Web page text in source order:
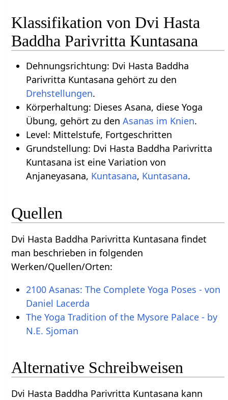
Klassifikation von Dvi Hasta
Baddha Parivritta Kuntasana
Dehnungsrichtung: Dvi Hasta Baddha
Parivritta Kuntasana gehört zu den
Drehstellungen.
Körperhaltung: Dieses Asana, diese Yoga
Übung, gehört zu den Asanas im Knien.
Level: Mittelstufe, Fortgeschritten
Grundstellung: Dvi Hasta Baddha Parivritta
Kuntasana ist eine Variation von
Anjaneyasana, Kuntasana, Kuntasana.
Quellen
Dvi Hasta Baddha Parivritta Kuntasana findet
man beschrieben in folgenden
Werken/Quellen/Orten:
2100 Asanas: The Complete Yoga Poses - von
Daniel Lacerda
The Yoga Tradition of the Mysore Palace - by
N.E. Sjoman
Alternative Schreibweisen
Dvi Hasta Baddha Parivritta Kuntasana kann